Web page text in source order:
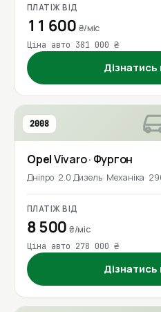
ПЛАТІЖ ВІД
11 600 ₴/міс
Ціна авто 381 000 ₴
Дізнатись
2008
OpelVivaro· Фургон
Дніпро 2.0 Дизель Механіка
ПЛАТІЖ ВІД
8 500₴/міс
Ціна авто 278 000 ₴
Дізнатись